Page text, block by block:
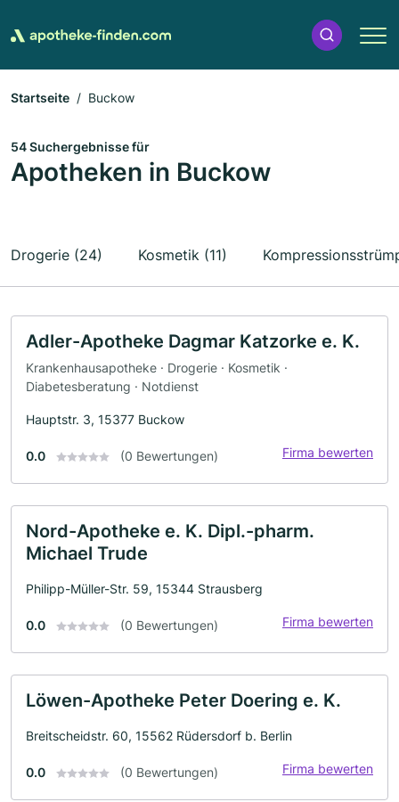
Startseite Buckow
54 Suchergebnisse für
Apotheken in Buckow
Drogerie (24) Kosmetik (11)
Adler-Apotheke Dagmar Katzorke e. K.
Krankenhausapotheke · Drogerie · Kosmetik ·
Diabetesberatung · Notdienst
Hauptstr. 3, 15377 Buckow
0.0 (0 Bewertungen) Firma bewerten
Nord-Apotheke e. K. Dipl.-pharm.
Michael Trude
Philipp-Müller-Str. 59, 15344 Strausberg
0.0 (0 Bewertungen) Firma bewerten
Löwen-Apotheke Peter Doering e. K.
Breitscheidstr. 60, 15562 Rüdersdorf b. Berlin
0.0 (0 Bewertungen) Firma bewerten